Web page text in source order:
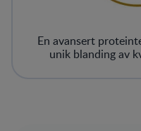
En avansert
unik blanding av